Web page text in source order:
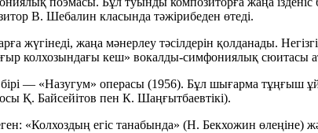
В. Шебалин класында тәжірибеден өтеді.
жүгінеді, жаңа мәнерлеу тәсілдерін қолданады.
колхозындағы кеш» вокалды-симфониялық сюитасы
— «Назугум» операсы (1956). Бұл шығарма тұңғыш
Қ. Байсейітов пен К. Шаңғытбаевтікі).
«Колхоздың егіс танабында» (Н. Бекхожин өлеңіне)